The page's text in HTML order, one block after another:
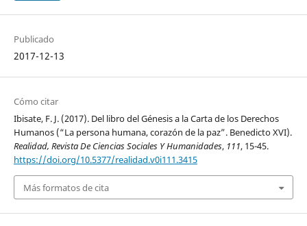
Publicado
2017-12-13
Cómo citar
Ibisate, F. J. (2017). Del libro del Génesis a la Carta de los Derechos
Humanos (“La persona humana, corazón de la paz”. Benedicto XVI).
Realidad, Revista De Ciencias Sociales Y Humanidades, 111, 15-45.
https://doi.org/10.5377/realidad.v0i111.3415
Más formatos de cita